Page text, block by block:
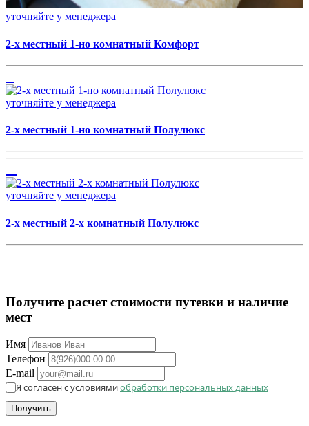
уточняйте у менеджера
2-х местный 1-но комнатный Комфорт
уточняйте у менеджера
2-х местный 1-но комнатный Полулюкс
уточняйте у менеджера
2-х местный 2-х комнатный Полулюкс
Получите расчет стоимости путевки и наличие
мест
Имя
Телефон
E-mail
Я согласен с условиямиобработки персональных данных
Получить